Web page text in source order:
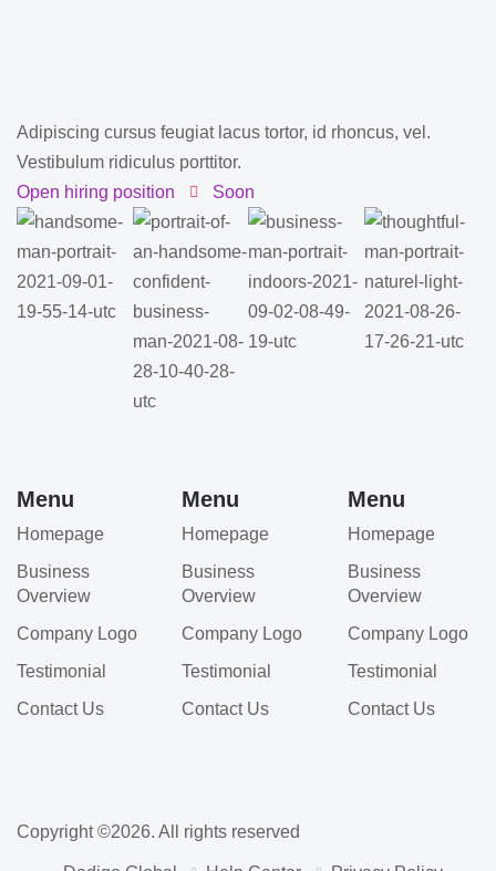
Adipiscing cursus feugiat lacus tortor, id rhoncus, vel.
Vestibulum ridiculus porttitor.
Open hiring position
Soon
Menu
Homepage
Business
Overview
Company Logo
Testimonial
Contact Us
Menu
Homepage
Business
Overview
Company Logo
Testimonial
Contact Us
Menu
Homepage
Business
Overview
Company Logo
Testimonial
Contact Us
Copyright ©2026. All rights reserved